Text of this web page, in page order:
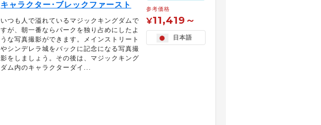
キャラクター･ブレックファースト
いつも人で溢れているマジックキングダムで
すが、朝一番ならパークを独り占めにしたよ
うな写真撮影ができます。メインストリート
やシンデレラ城をバックに記念になる写真撮
影をしましょう。その後は、マジックキング
ダム内のキャラクターダイ...
参考価格
¥11,419～
日本語